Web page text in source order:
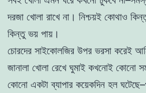
দরজা খোলা রাখে না। নিশ্চয়ই কোথাও
কিন্তু ভয় পায়।
চোরদের সাইকোলজির উপর ভরসা করেই
জানালা খোলা রেখে ঘুমাই কখনোই কোনো
কোনো একটা ব্যাপার কয়েকদিন হল